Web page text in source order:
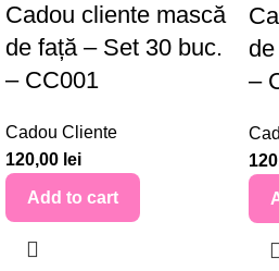
Cadou cliente mască
de față – Set 30 buc.
– CC001
Cadou Cliente
120,00 lei
Add to cart
–